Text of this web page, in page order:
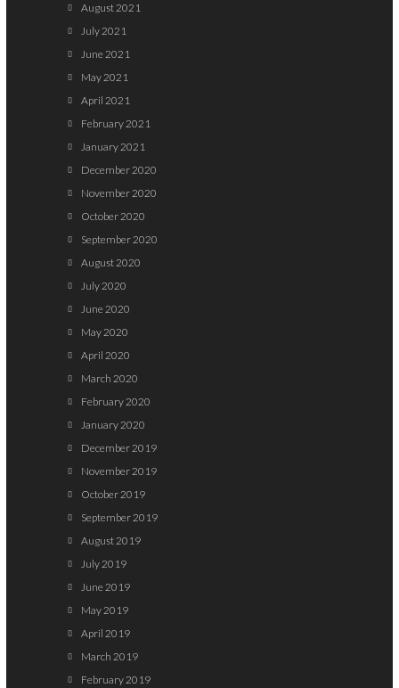
August 2021
July 2021
June 2021
May 2021
April 2021
February 2021
January 2021
December 2020
November 2020
October 2020
September 2020
August 2020
July 2020
June 2020
May 2020
April 2020
March 2020
February 2020
January 2020
December 2019
November 2019
October 2019
September 2019
August 2019
July 2019
June 2019
May 2019
April 2019
March 2019
February 2019